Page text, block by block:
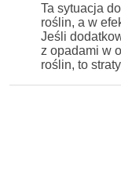
Ta sytuacja
roślin, a w
Jeśli
z opadami w
roślin, to